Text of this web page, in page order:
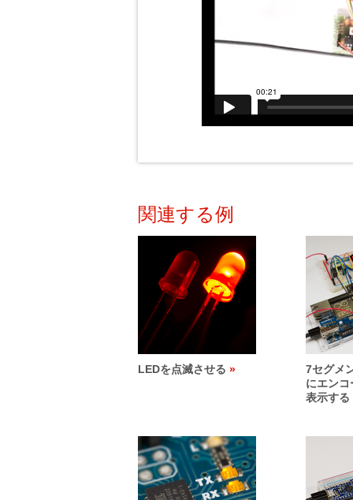
関連する例
LEDを点滅させる
7セグメ
にエン
表示する